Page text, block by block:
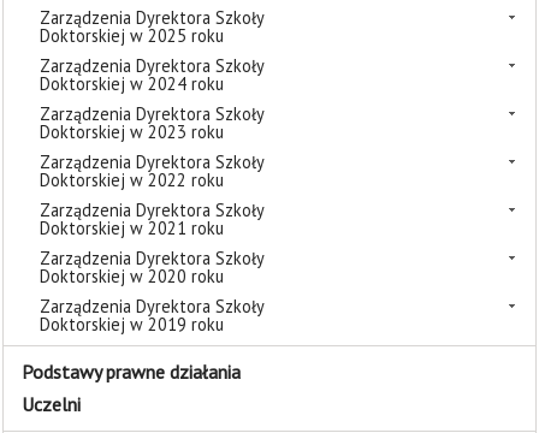
Zarządzenia Dyrektora Szkoły
Doktorskiej w 2025 roku
Zarządzenia Dyrektora Szkoły
Doktorskiej w 2024 roku
Zarządzenia Dyrektora Szkoły
Doktorskiej w 2023 roku
Zarządzenia Dyrektora Szkoły
Doktorskiej w 2022 roku
Zarządzenia Dyrektora Szkoły
Doktorskiej w 2021 roku
Zarządzenia Dyrektora Szkoły
Doktorskiej w 2020 roku
Zarządzenia Dyrektora Szkoły
Doktorskiej w 2019 roku
Podstawy prawne działania
Uczelni